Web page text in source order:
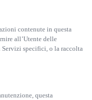
contenute in questa
all’Utente delle
specifici, o la raccolta
questa